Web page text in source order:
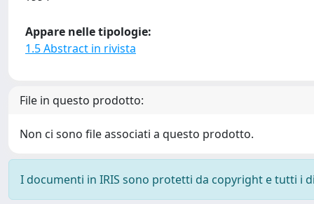
Appare nelle tipologie:
1.5 Abstract in rivista
File in questo prodotto:
Non ci sono file associati a questo prodotto.
I documenti in IRIS sono protetti da copyright e tutti i